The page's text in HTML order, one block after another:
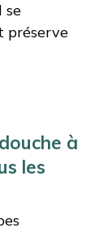
se
préserve
à
les